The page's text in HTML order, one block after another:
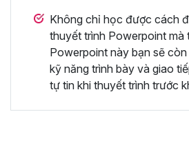
Không chỉ học được cách
thuyết trình Powerpoint mà
Powerpoint này bạn sẽ
kỹ năng trình bày và giao
tự tin khi thuyết trình trước